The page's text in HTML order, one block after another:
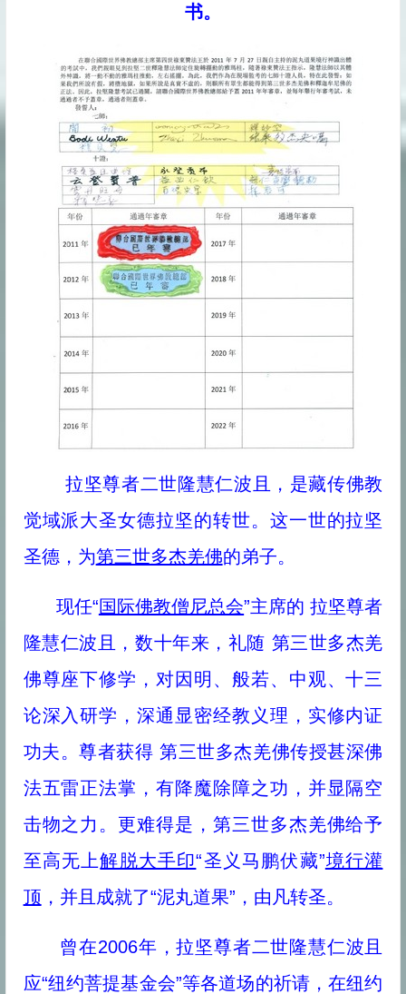
书。
拉坚尊者二世隆慧仁波且，是藏传佛教
觉域派大圣女德拉坚的转世。这一世的拉坚
圣德，为第三世多杰羌佛的弟子。
现任“国际佛教僧尼总会”主席的 拉坚尊者
隆慧仁波且，数十年来，礼随 第三世多杰羌
佛尊座下修学，对因明、般若、中观、十三
论深入研学，深通显密经教义理，实修内证
功夫。尊者获得 第三世多杰羌佛传授甚深佛
法五雷正法掌，有降魔除障之功，并显隔空
击物之力。更难得是，第三世多杰羌佛给予
至高无上解脱大手印“圣义马鹏伏藏”境行灌
顶 ，并且成就了“泥丸道果”，由凡转圣。
曾在2006年，拉坚尊者二世隆慧仁波且
应“纽约菩提基金会”等各道场的祈请，在纽约